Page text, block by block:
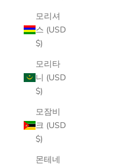
모리셔
스 (USD
$)
모리타
니 (USD
$)
모잠비
크 (USD
$)
몬테네